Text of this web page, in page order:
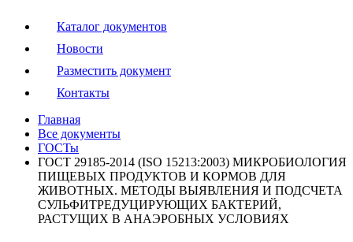
Каталог документов
Новости
Разместить документ
Контакты
Главная
Все документы
ГОСТы
ГОСТ 29185-2014 (ISO 15213:2003) МИКРОБИОЛОГИЯ
ПИЩЕВЫХ ПРОДУКТОВ И КОРМОВ ДЛЯ
ЖИВОТНЫХ. МЕТОДЫ ВЫЯВЛЕНИЯ И ПОДСЧЕТА
СУЛЬФИТРЕДУЦИРУЮЩИХ БАКТЕРИЙ,
РАСТУЩИХ В АНАЭРОБНЫХ УСЛОВИЯХ